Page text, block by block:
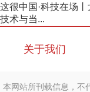
这很中国·科技在场
技术与当...
关于我们
本网站所刊载信息，不